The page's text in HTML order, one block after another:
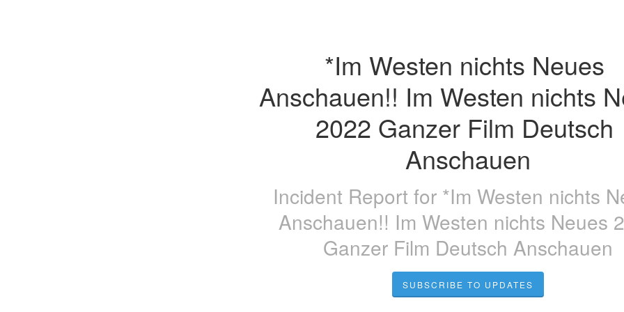
*Im Westen nichts Neues
Anschauen!! Im Westen nichts
2022 Ganzer Film Deutsch
Anschauen
Incident Report for *Im Westen nichts
Anschauen!! Im Westen nichts Neues
Ganzer Film Deutsch Anschauen
SUBSCRIBE TO UPDATES